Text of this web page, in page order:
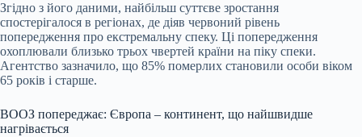
Згідно з його даними, найбільш суттєве зростання
спостерігалося в регіонах, де діяв червоний рівень
попередження про екстремальну спеку. Ці попередження
охоплювали близько трьох чвертей країни на піку спеки.
Агентство зазначило, що 85% померлих становили особи віком
65 років і старше.
ВООЗ попереджає: Європа – континент, що найшвидше
нагрівається